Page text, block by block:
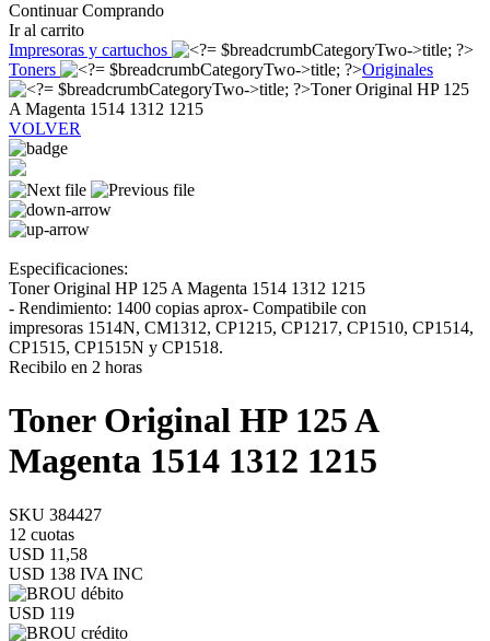
Continuar Comprando
Ir al carrito
Impresoras y cartuchos
Toners
Originales
Toner Original HP 125
A Magenta 1514 1312 1215
VOLVER
Especificaciones:
Toner Original HP 125 A Magenta 1514 1312 1215
- Rendimiento: 1400 copias aprox- Compatibile con
impresoras 1514N, CM1312, CP1215, CP1217, CP1510, CP1514,
CP1515, CP1515N y CP1518.
Recibilo en 2 horas
Toner Original HP 125 A
Magenta 1514 1312 1215
SKU 384427
12 cuotas
USD 11,58
USD 138 IVA INC
USD 119